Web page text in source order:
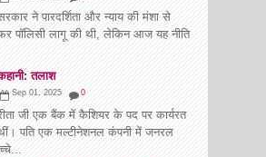
ने पारदर्शिता और न्याय की मंशा से
पॉलिसी लागू की थी, लेकिन आज यह नीति
तलाश
Sep 01, 2025 0
जी एक बैंक में कैशियर के पद पर कार्यरत
पति एक मल्टीनेशनल कंपनी में जनरल